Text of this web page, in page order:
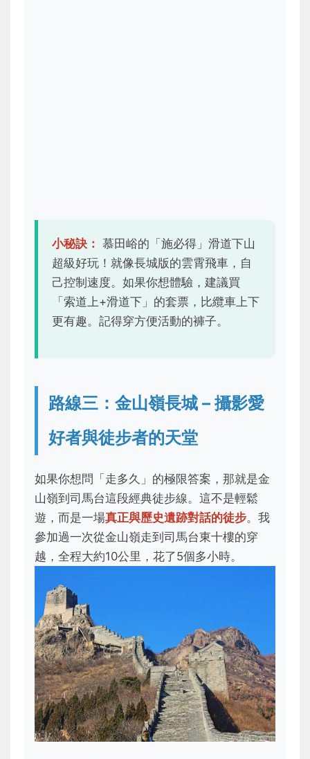
小秘訣： 慕田峪的「施必得」滑道下山
超級好玩！就像長城版的雲霄飛車，自
己控制速度。如果你想體驗，建議買
「索道上+滑道下」的套票，比纜車上下
更有趣。記得穿方便活動的褲子。
路線三：金山嶺長城 – 攝影愛
好者與徒步者的天堂
如果你想問「走多久」的極限答案，那就是金
山嶺到司馬台這段經典徒步線。這不是輕鬆
遊，而是一場真正與歷史遺跡對話的徒步。我
參加過一次從金山嶺走到司馬台東十樓的穿
越，全程大約10公里，花了5個多小時。